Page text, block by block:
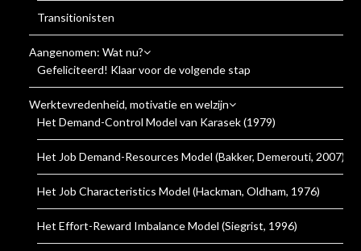
Transitionisten
Aangenomen: Wat nu?
Gefeliciteerd! Klaar voor de volgende stap
Werktevredenheid, motivatie en welzijn
Het Demand-Control Model van Karasek (1979)
Het Job Demand-Resources Model (Bakker, Demerouti, 2007)
Het Job Characteristics Model (Hackman, Oldham, 1976)
Het Effort-Reward Imbalance Model (Siegrist, 1996)